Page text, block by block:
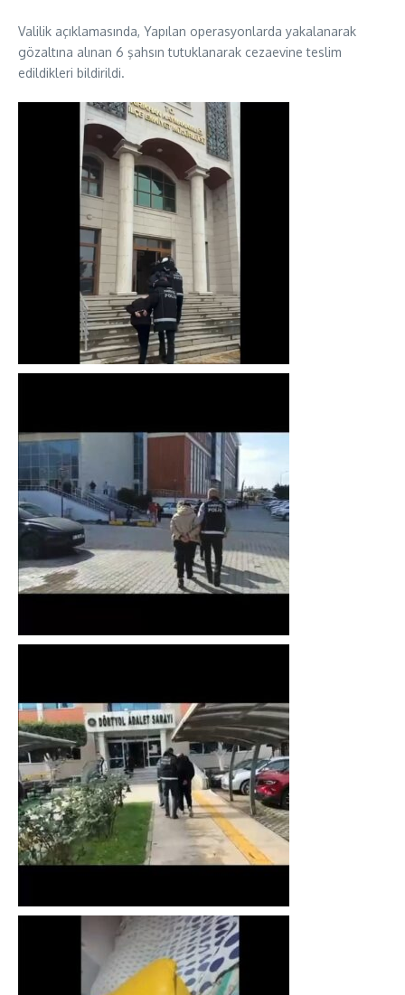
Valilik açıklamasında, Yapılan operasyonlarda yakalanarak
gözaltına alınan 6 şahsın tutuklanarak cezaevine teslim
edildikleri bildirildi.